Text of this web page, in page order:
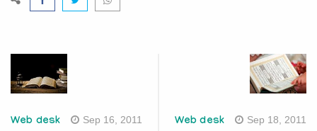
Web desk Sep 16, 2011 Web desk Sep 18, 2011